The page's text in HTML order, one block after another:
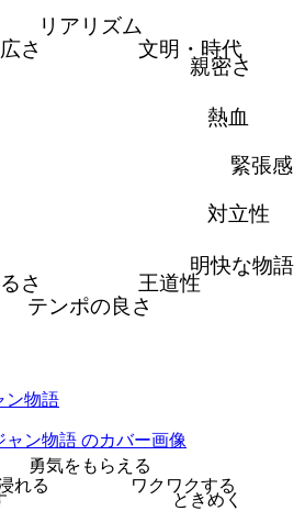
リアリズム
文明・時代
親密さ
熱血
緊張感
対立性
明快な物語
王道性
テンポの良さ
さ
さ
ン物語
勇気をもらえる
ワクワクする
ときめく
れる